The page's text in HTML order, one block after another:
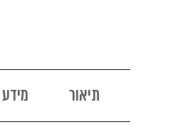
תיאור